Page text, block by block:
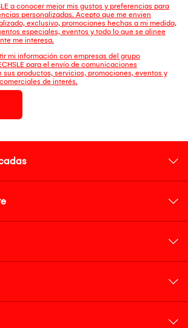
a conocer mejor mis gustos y preferencias para
personalizadas. Acepto que me envien
exclusivo, promociones hechas a mi medida,
especiales, eventos y todo lo que se alinee
me interesa.
mi información con empresas del grupo
para el envío de comunicaciones
sus productos, servicios, promociones, eventos y
de interés.